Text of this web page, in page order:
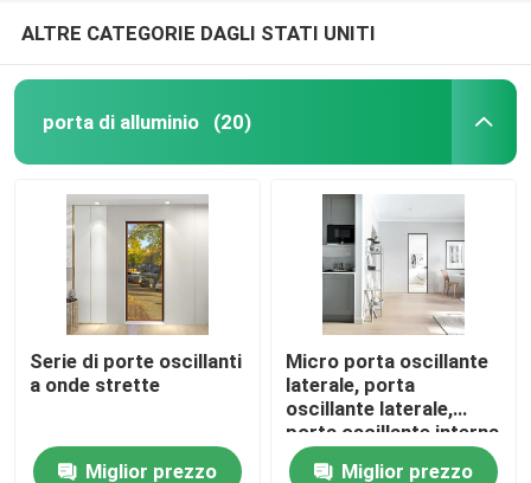
ALTRE CATEGORIE DAGLI STATI UNITI
porta di alluminio (20)
Serie di porte oscillanti
a onde strette
Miglior prezzo
Micro porta oscillante
laterale, porta
oscillante laterale,
porta oscillante interna
Miglior prezzo